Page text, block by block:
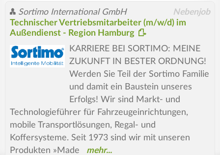
Sortimo International GmbH Nebenjob
Technischer Vertriebsmitarbeiter (m/w/d) im
Außendienst - Region Hamburg
KARRIERE BEI SORTIMO: MEINE
ZUKUNFT IN BESTER ORDNUNG!
Werden Sie Teil der Sortimo Familie
und damit ein Baustein unseres
Erfolgs! Wir sind Markt- und
Technologieführer für Fahrzeugeinrichtungen,
mobile Transportlösungen, Regal- und
Koffersysteme. Seit 1973 sind wir mit unseren
Produkten »Made